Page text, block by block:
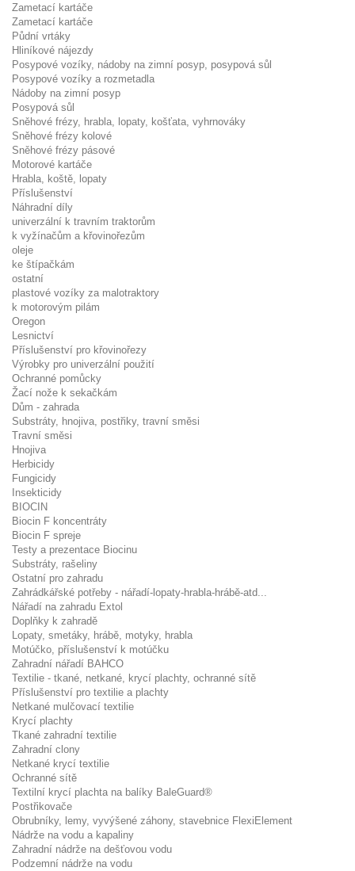
Zametací kartáče
Zametací kartáče
Půdní vrtáky
Hliníkové nájezdy
Posypové vozíky, nádoby na zimní posyp, posypová sůl
Posypové vozíky a rozmetadla
Nádoby na zimní posyp
Posypová sůl
Sněhové frézy, hrabla, lopaty, košťata, vyhrnováky
Sněhové frézy kolové
Sněhové frézy pásové
Motorové kartáče
Hrabla, koště, lopaty
Příslušenství
Náhradní díly
univerzální k travním traktorům
k vyžínačům a křovinořezům
oleje
ke štípačkám
ostatní
plastové vozíky za malotraktory
k motorovým pilám
Oregon
Lesnictví
Příslušenství pro křovinořezy
Výrobky pro univerzální použití
Ochranné pomůcky
Žací nože k sekačkám
Dům - zahrada
Substráty, hnojiva, postřiky, travní směsi
Travní směsi
Hnojiva
Herbicidy
Fungicidy
Insekticidy
BIOCIN
Biocin F koncentráty
Biocin F spreje
Testy a prezentace Biocinu
Substráty, rašeliny
Ostatní pro zahradu
Zahrádkářské potřeby - nářadí-lopaty-hrabla-hrábě-atd...
Nářadí na zahradu Extol
Doplňky k zahradě
Lopaty, smetáky, hrábě, motyky, hrabla
Motúčko, příslušenství k motúčku
Zahradní nářadí BAHCO
Textilie - tkané, netkané, krycí plachty, ochranné sítě
Příslušenství pro textilie a plachty
Netkané mulčovací textilie
Krycí plachty
Tkané zahradní textilie
Zahradní clony
Netkané krycí textilie
Ochranné sítě
Textilní krycí plachta na balíky BaleGuard®
Postřikovače
Obrubníky, lemy, vyvýšené záhony, stavebnice FlexiElement
Nádrže na vodu a kapaliny
Zahradní nádrže na dešťovou vodu
Podzemní nádrže na vodu